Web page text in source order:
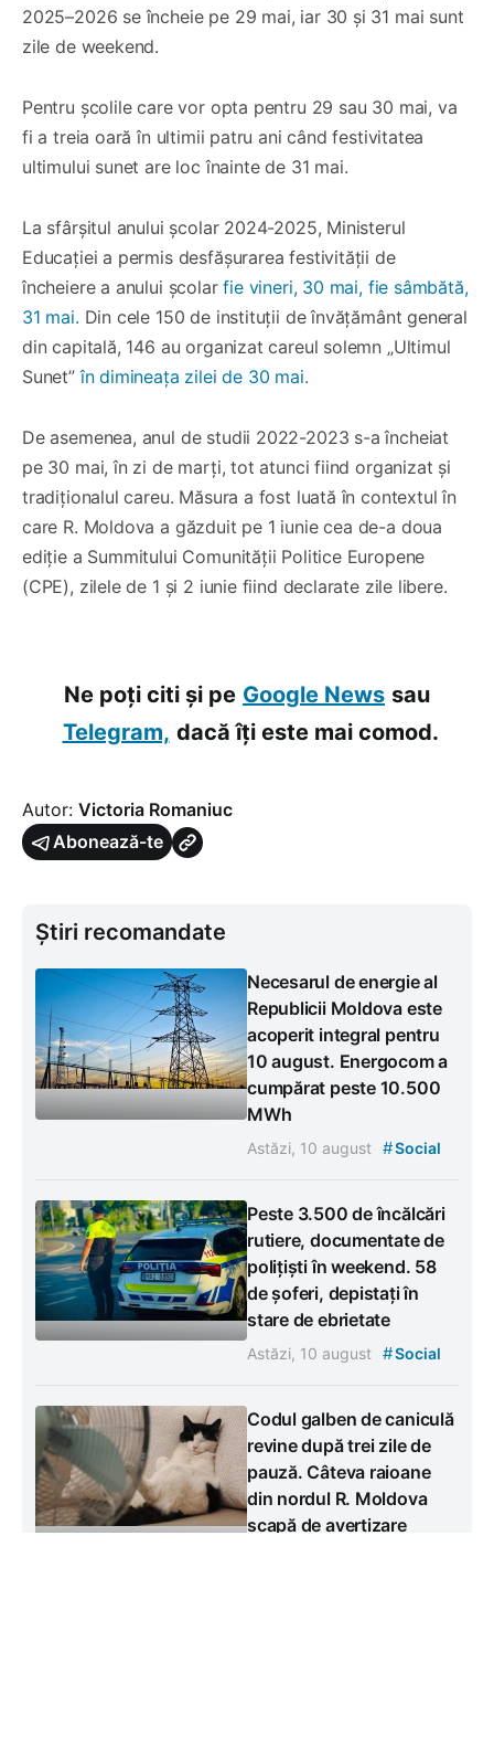
2025–2026 se încheie pe 29 mai, iar 30 și 31 mai sunt
zile de weekend.
Pentru școlile care vor opta pentru 29 sau 30 mai, va
fi a treia oară în ultimii patru ani când festivitatea
ultimului sunet are loc înainte de 31 mai.
La sfârșitul anului școlar 2024-2025, Ministerul
Educației a permis desfășurarea festivității de
încheiere a anului școlarfie vineri, 30 mai, fie sâmbătă,
31 mai. Din cele 150 de instituții de învățământ general
din capitală, 146 au organizat careul solemn „Ultimul
Sunet”în dimineața zilei de 30 mai.
De asemenea, anul de studii 2022-2023 s-a încheiat
pe 30 mai, în zi de marți, tot atunci fiind organizat și
tradiționalul careu. Măsura a fost luată în contextul în
care R. Moldova a găzduit pe 1 iunie cea de-a doua
ediție a Summitului Comunității Politice Europene
(CPE), zilele de 1 și 2 iunie fiind declarate zile libere.
Ne poți citi și pe Google News sau
Telegram, dacă îți este mai comod.
Autor: Victoria Romaniuc
Abonează-te
Știri recomandate
Necesarul de energie al
Republicii Moldova este
acoperit integral pentru
10 august. Energocom a
cumpărat peste 10.500
MWh
Astăzi, 10 august #Social
Peste 3.500 de încălcări
rutiere, documentate de
polițiști în weekend. 58
de șoferi, depistați în
stare de ebrietate
Astăzi, 10 august #Social
Codul galben de caniculă
revine după trei zile de
pauză. Câteva raioane
din nordul R. Moldova
scapă de avertizare